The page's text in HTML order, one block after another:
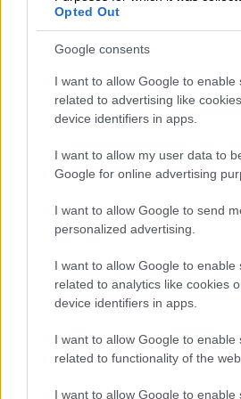
Opted Out
Google consents
I want to allow Google to enable
related to advertising like
device identifiers in apps.
I want to allow my user data to
Google for online advertising
I want to allow Google to send
personalized advertising.
I want to allow Google to enable
related to analytics like cookies
device identifiers in apps.
I want to allow Google to enable
related to functionality of the
I want to allow Google to enable
Συγκεκριμένα η διαδρομή
Εργασία και ασφάλιση –
Παροχές – Προγράμματα
Τουρισμού (ΔΥΠΑ).
Η επιλογή των δικαιούχων
(ΑμεΑ, μονογονέας, αριθμός
εισόδημα, πρώτη φορά
πρόγραμμα ή μη συμμετοχή
προηγούμενα προγράμματα
μοριοδότησης) με
τρόπο μέσω του
Πληροφοριακού
Για πρώτη φορά φέτος οι
εξαιρούνται από τη